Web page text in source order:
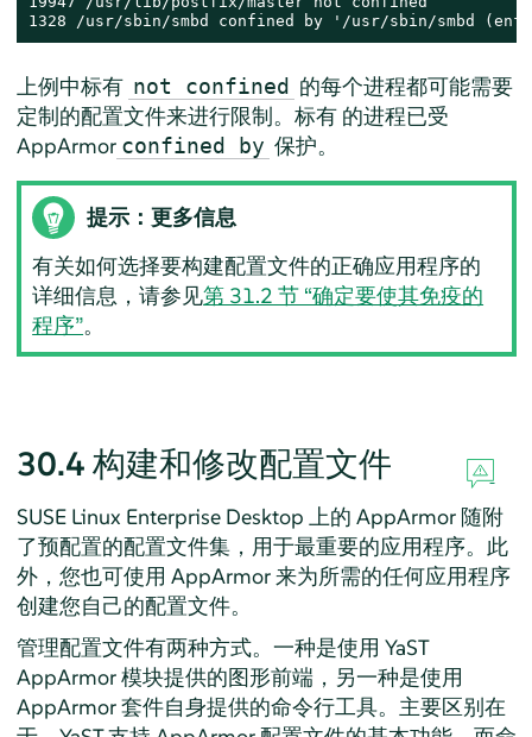
1328 /usr/sbin/smbd confined by '/usr/sbin/smbd
上例中标有 not confined 的每个进程都可能需要
定制的配置文件来进行限制。标有 的进程已受
AppArmor confined by 保护。
提示：更多信息
有关如何选择要构建配置文件的正确应用程序的
详细信息，请参见第 31.2 节 “确定要使其免疫的
程序”。
30.4 构建和修改配置文件
SUSE Linux Enterprise Desktop 上的 AppArmor随附
了预配置的配置文件集，用于最重要的应用程序。此
外，您也可使用 AppArmor来为所需的任何应用程序
创建您自己的配置文件。
管理配置文件有两种方式。一种是使用 YaST
AppArmor模块提供的图形前端，另一种是使用
AppArmor套件自身提供的命令行工具。主要区别在